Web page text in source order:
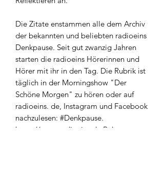
Die Zitate enstammen alle dem Archiv
der bekannten und beliebten radioeins
Denkpause. Seit gut zwanzig Jahren
starten die radioeins Hörerinnen und
Hörer mit ihr in den Tag. Die Rubrik ist
täglich in der Morningshow "Der
Schöne Morgen" zu hören oder auf
radioeins. de, Instagram und Facebook
nachzulesen: #Denkpause.
https://www.radioeins.de Bekannt aus